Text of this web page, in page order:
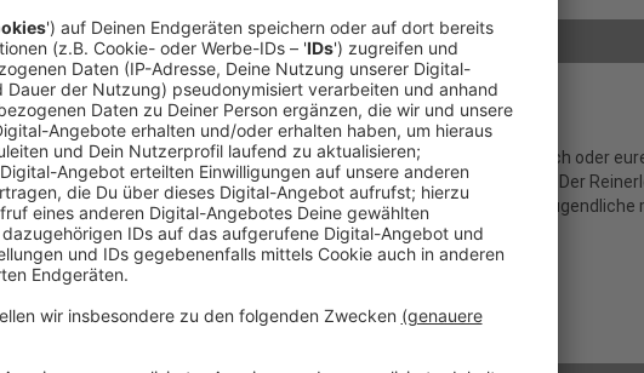
© Aktion Lichtblicke
Exklusiv, hochwertig und streng limitiert –
das ist der 0-Euro-Schein HERZSCHRITTMACHER by Adel Tawil.
Dieser einzigartige Schein existiert nur 5.000 Mal weltweit. Macht euch oder
Freunden ein ganz besonderes Geschenk und tut etwas Gutes dabei. Der
die Aktion Lichtblicke e.V. So könnt Ihr in NRW bedürftige Kinder und Jugendliche
unterstützen.
zum Lichtblicke Shop